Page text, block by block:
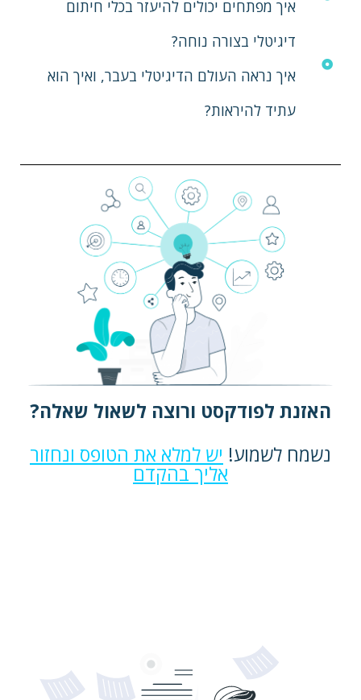
איך מפתחים יכולים להיעזר בכלי חיתום
דיגיטלי בצורה נוחה?
איך נראה העולם הדיגיטלי בעבר, ואיך הוא
עתיד להיראות?
האזנת לפודקסט ורוצה לשאול שאלה?
נשמח לשמוע! יש למלא את הטופס ונחזור
אליך בהקדם